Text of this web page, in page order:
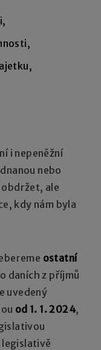
i nepeněžní
nebo
ale
kdy nám byla
ostatní
daních z příjmů
uvedený
od 1. 1. 2024,